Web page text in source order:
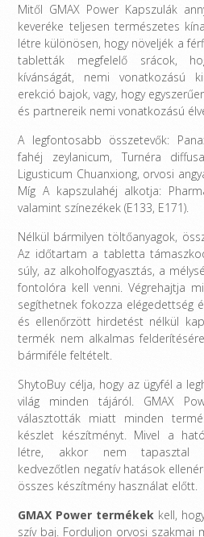
Mitől GMAX Power Kapszulák
keveréke teljesen természetes
létre különösen, hogy növeljék a
tabletták megfelelő srácok,
kívánságát, nemi vonatkozású
erekció bajok, vagy, hogy
és partnereik nemi vonatkozású
A legfontosabb összetevők:
fahéj zeylanicum, Turnéra
Ligusticum Chuanxiong, orvosi
Míg A kapszulahéj alkotja:
valamint színezékek (E133, E171).
Nélkül bármilyen töltőanyagok,
Az időtartam a tabletta
súly, az alkoholfogyasztás, a
fontolóra kell venni. Végrehajtja
segíthetnek fokozza elégedettség
és ellenőrzött hirdetést nélkül
termék nem alkalmas
bármiféle feltételt.
ShytoBuy célja, hogy az ügyfél a
világ minden tájáról. GMAX
választották miatt minden
készlet készítményt. Mivel a
létre, akkor nem tapasztal
kedvezőtlen negatív hatások
összes készítmény használat előtt.
GMAX Power termékek kell,
szív baj. Forduljon orvosi szakmai